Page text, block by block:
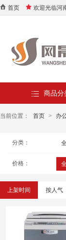
首页 欢迎光临河
商品分
当前位置： 首页 > 办
分类：
价格：
上架时间 按人气